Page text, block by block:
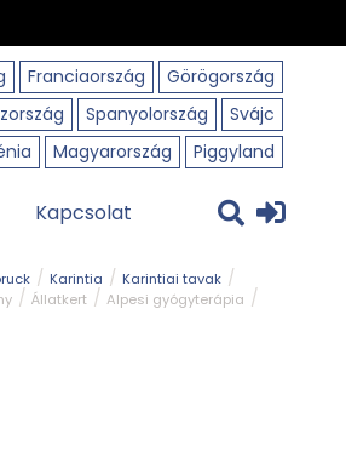
Franciaország
Görögország
Spanyolország
Svájc
Magyarország Piggyland
Kapcsolat
Karintia
Karintiai tavak
Állatkert
Alpesi gyógyterápia